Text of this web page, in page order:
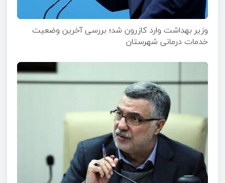
وزیر بهداشت وارد کازرون شد؛ بررسی آخرین وضعیت
خدمات درمانی شهرستان